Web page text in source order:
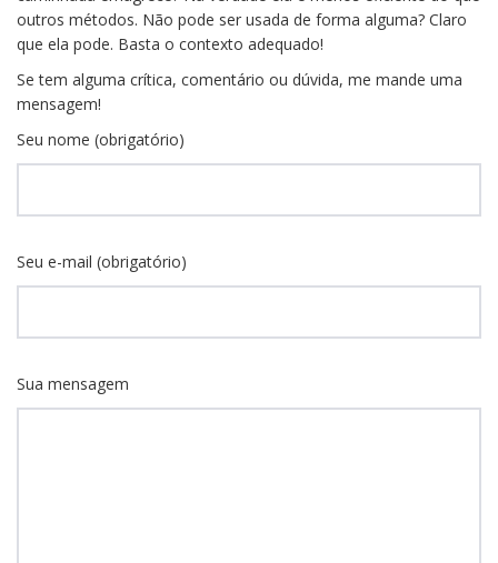
outros métodos. Não pode ser usada de forma alguma? Claro
que ela pode. Basta o contexto adequado!
Se tem alguma crítica, comentário ou dúvida, me mande uma
mensagem!
Seu nome (obrigatório)
Seu e-mail (obrigatório)
Sua mensagem